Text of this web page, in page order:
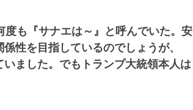
度も『サナエは～』と呼んでいた。安
性を目指しているのでしょうが、
ました。でもトランプ大統領本人は